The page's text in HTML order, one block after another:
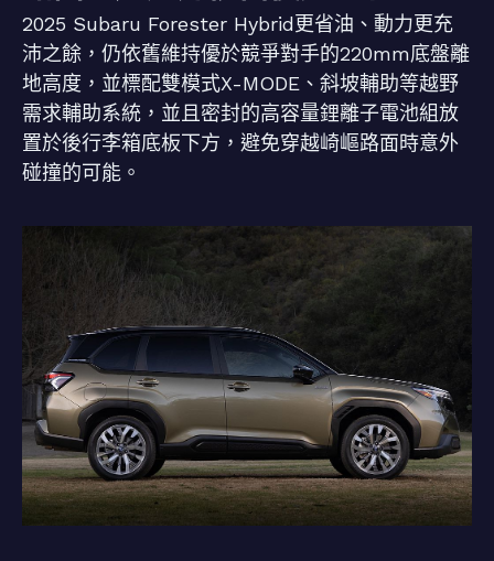
2025 Subaru Forester Hybrid更省油、動力更充
沛之餘，仍依舊維持優於競爭對手的220mm底盤離
地高度，並標配雙模式X-MODE、斜坡輔助等越野
需求輔助系統，並且密封的高容量鋰離子電池組放
置於後行李箱底板下方，避免穿越崎嶇路面時意外
碰撞的可能。